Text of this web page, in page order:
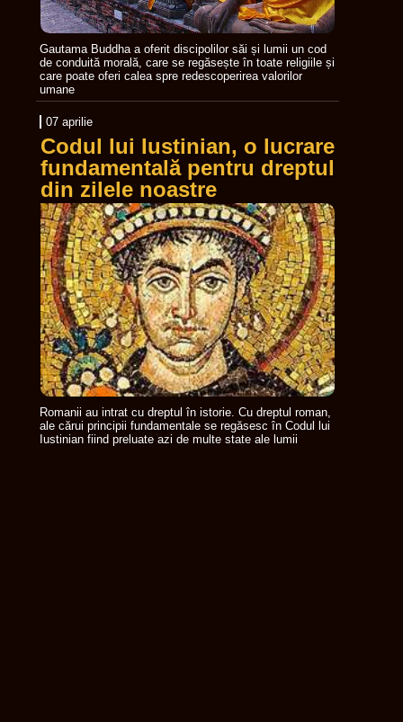
Gautama Buddha a oferit discipolilor săi și lumii un cod
de conduită morală, care se regăsește în toate religiile și
care poate oferi calea spre redescoperirea valorilor
umane
07 aprilie
Codul lui Iustinian, o lucrare
fundamentală pentru dreptul
din zilele noastre
Romanii au intrat cu dreptul în istorie. Cu dreptul roman,
ale cărui principii fundamentale se regăsesc în Codul lui
Iustinian fiind preluate azi de multe state ale lumii